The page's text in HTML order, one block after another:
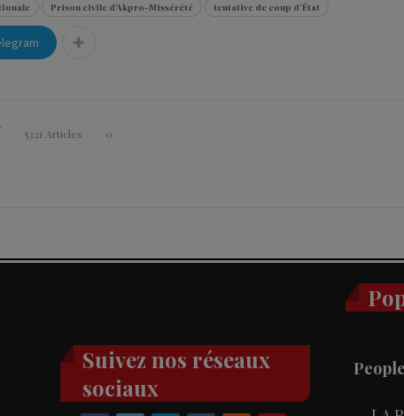
Prison civile d'Akpro-Missérété tentative de coup d’État
5321 Articles
0
Suivez nos réseaux
sociaux